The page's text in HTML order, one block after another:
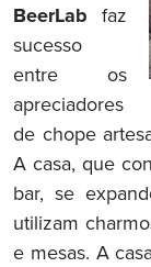
BeerLab faz
sucesso
entre os
apreciadores
de chope
A casa, que
bar, se
utilizam
e mesas. A